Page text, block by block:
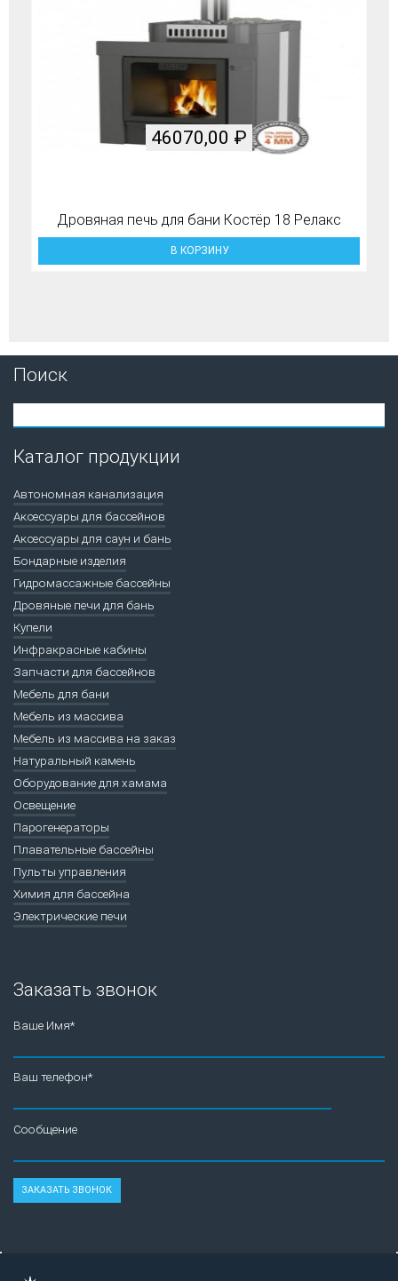
Дровяная печь для бани Костёр 18 Релакс
46070,00 ₽
В КОРЗИНУ
Поиск
Каталог продукции
Автономная канализация
Аксессуары для бассейнов
Аксессуары для саун и бань
Бондарные изделия
Гидромассажные бассейны
Дровяные печи для бань
Купели
Инфракрасные кабины
Запчасти для бассейнов
Мебель для бани
Мебель из массива
Мебель из массива на заказ
Натуральный камень
Оборудование для хамама
Освещение
Парогенераторы
Плавательные бассейны
Пульты управления
Химия для бассейна
Электрические печи
Заказать звонок
Ваше Имя*
Ваш телефон*
Сообщение